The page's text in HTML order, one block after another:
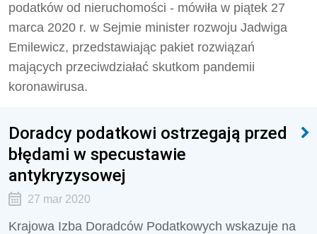
podatków od nieruchomości - mówiła w piątek 27
marca 2020 r. w Sejmie minister rozwoju Jadwiga
Emilewicz, przedstawiając pakiet rozwiązań
mających przeciwdziałać skutkom pandemii
koronawirusa.
Doradcy podatkowi ostrzegają przed
błędami w specustawie
antykryzysowej
27 mar 2020
Krajowa Izba Doradców Podatkowych wskazuje na